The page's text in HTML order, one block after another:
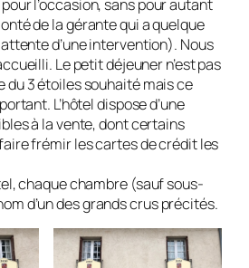
l’occasion, sans pour autant
de la gérante qui a quelque
d’une intervention). Nous
Le petit déjeuner n’est pas
du 3 étoiles souhaité mais ce
L’hôtel dispose d’une
à la vente, dont certains
frémir les cartes de crédit les
chaque chambre (sauf sous-
d’un des grands crus précités.